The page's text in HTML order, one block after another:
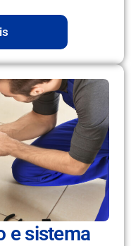
e sistema